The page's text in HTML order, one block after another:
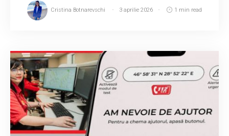
Cristina Botnarevschi 3 aprilie 2026 1 min read